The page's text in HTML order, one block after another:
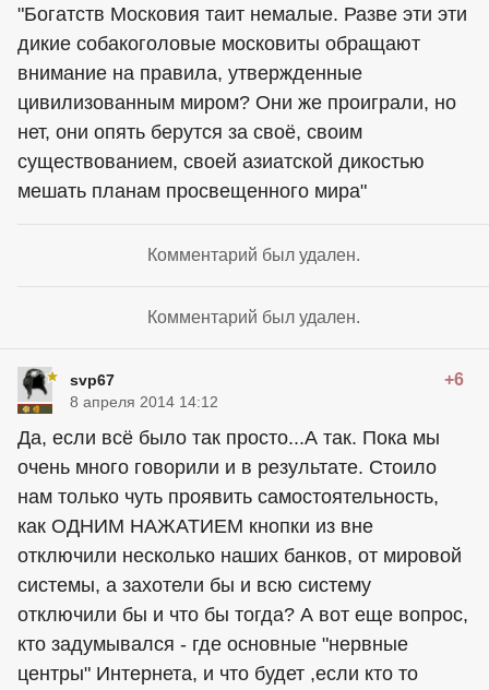
"Богатств Московия таит немалые. Разве эти эти
дикие собакоголовые московиты обращают
внимание на правила, утвержденные
цивилизованным миром? Они же проиграли, но
нет, они опять берутся за своё, своим
существованием, своей азиатской дикостью
мешать планам просвещенного мира"
Комментарий был удален.
Комментарий был удален.
svp67 +6
8 апреля 2014 14:12
Да, если всё было так просто...А так. Пока мы
очень много говорили и в результате. Стоило
нам только чуть проявить самостоятельность,
как ОДНИМ НАЖАТИЕМ кнопки из вне
отключили несколько наших банков, от мировой
системы, а захотели бы и всю систему
отключили бы и что бы тогда? А вот еще вопрос,
кто задумывался - где основные "нервные
центры" Интернета, и что будет ,если кто то